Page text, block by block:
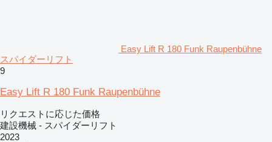
Easy Lift R 180 Funk Raupenbühne
スパイダーリフト
9
Easy Lift R 180 Funk Raupenbühne
リクエストに応じた価格
建設機械 - スパイダーリフト
2023